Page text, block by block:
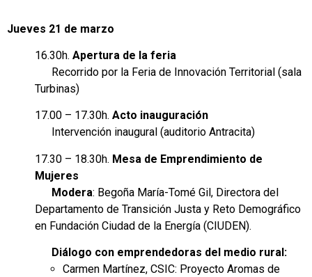
Jueves 21 de marzo
16.30h. Apertura de la feria
Recorrido por la Feria de Innovación Territorial (sala
Turbinas)
17.00 – 17.30h. Acto inauguración
Intervención inaugural (auditorio Antracita)
17.30 – 18.30h. Mesa de Emprendimiento de
Mujeres
Modera: Begoña María-Tomé Gil, Directora del
Departamento de Transición Justa y Reto Demográfico
en Fundación Ciudad de la Energía (CIUDEN).
Diálogo con emprendedoras del medio rural:
Carmen Martínez, CSIC: Proyecto Aromas de